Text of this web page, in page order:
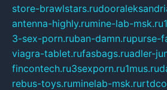
store-brawlstars.ru
antenna-highly.rumine-lab-msk.ru
3-sex-porn.ruban-damn.rupurse-
viagra-tablet.rufasbags.ruadler-
fincontech.ru3sexporn.ru1mus.ru
rebus-toys.ruminelab-msk.ru